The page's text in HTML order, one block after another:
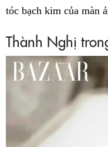
tóc bạch kim của màn
Thành Nghị